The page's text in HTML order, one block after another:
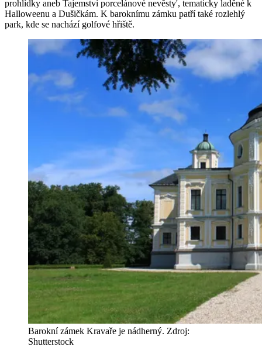
prohlídky aneb Tajemství porcelánové nevěsty', tematicky laděné k
Halloweenu a Dušičkám. K baroknímu zámku patří také rozlehlý
park, kde se nachází golfové hřiště.
Barokní zámek Kravaře je nádherný. Zdroj:
Shutterstock